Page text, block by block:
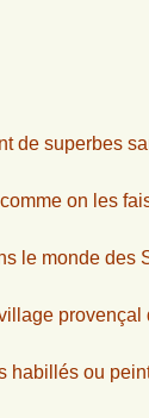
de superbes
on les
le monde des
habillés ou